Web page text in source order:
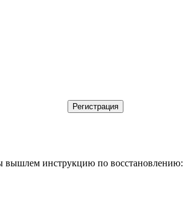
вышлем инструкцию по восстановлению: